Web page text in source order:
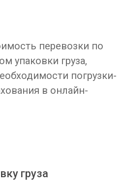
перевозки по
упаковки груза,
погрузки-
в онлайн-
груза